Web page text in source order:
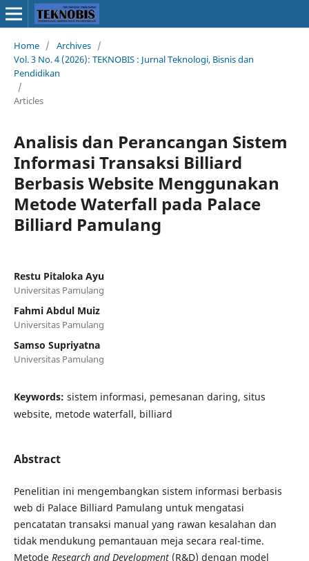
Home / Archives /
Vol. 3 No. 4 (2026): TEKNOBIS : Jurnal Teknologi, Bisnis dan
Pendidikan
/
Articles
Analisis dan Perancangan Sistem
Informasi Transaksi Billiard
Berbasis Website Menggunakan
Metode Waterfall pada Palace
Billiard Pamulang
Restu Pitaloka Ayu
Universitas Pamulang
Fahmi Abdul Muiz
Universitas Pamulang
Samso Supriyatna
Universitas Pamulang
Keywords: sistem informasi, pemesanan daring, situs
website, metode waterfall, billiard
Abstract
Penelitian ini mengembangkan sistem informasi berbasis
web di Palace Billiard Pamulang untuk mengatasi
pencatatan transaksi manual yang rawan kesalahan dan
tidak mendukung pemantauan meja secara real-time.
Metode Research and Development (R&D) dengan model